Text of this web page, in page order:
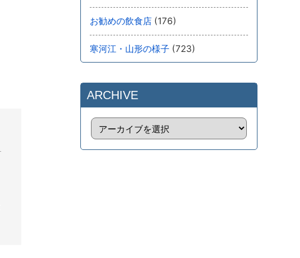
お勧めの飲食店 (176)
寒河江・山形の様子 (723)
ARCHIVE